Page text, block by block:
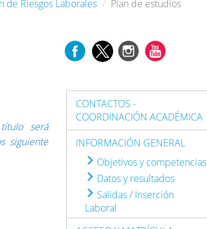
de Riesgos Laborales Plan de estudios
será
siguiente
CONTACTOS -
COORDINACIÓN ACADÉMICA
INFORMACIÓN GENERAL
Objetivos y competencias
Datos y resultados
Salidas / Inserción
Laboral